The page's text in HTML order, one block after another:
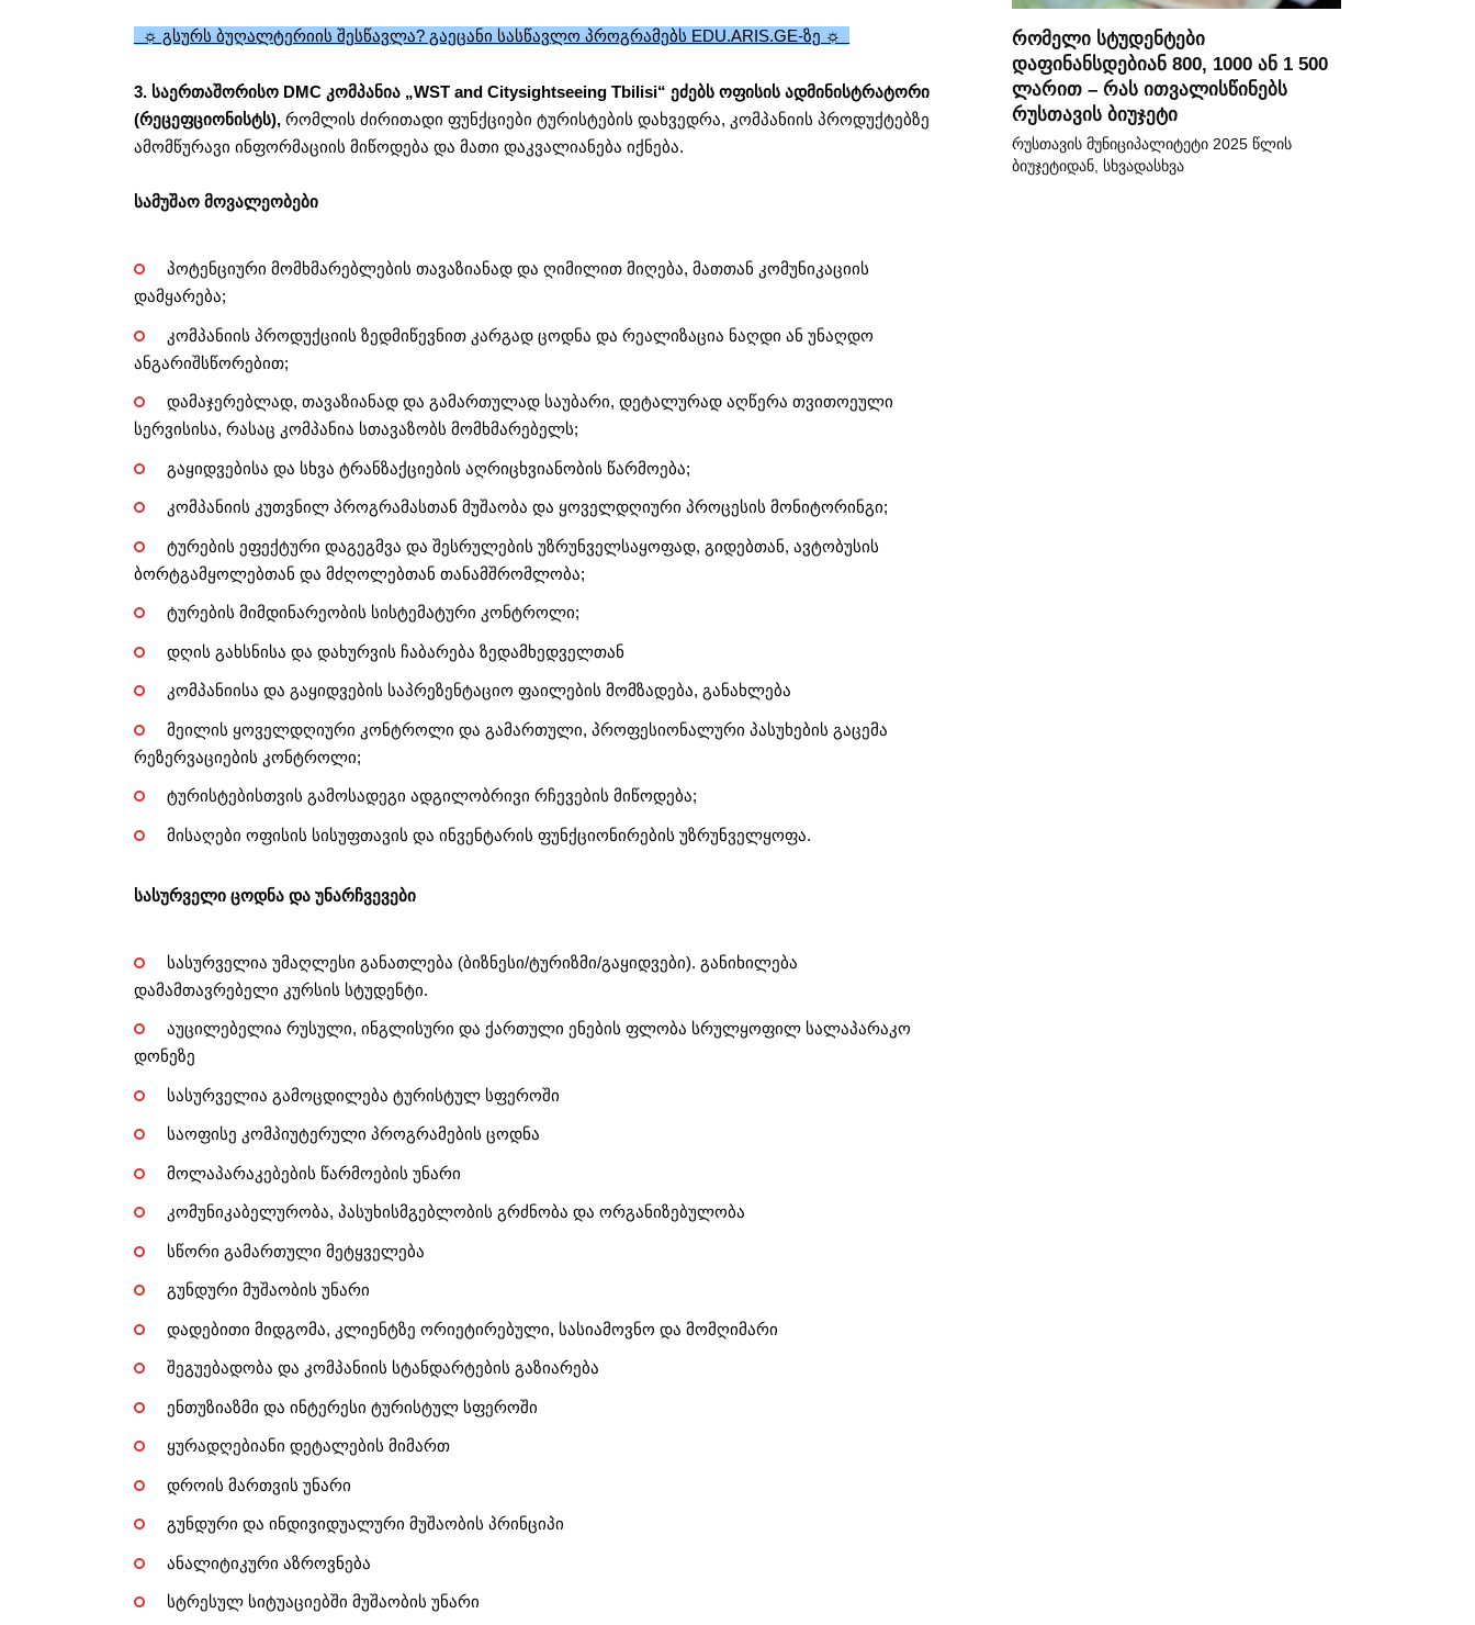
☼ გსურს ბუღალტერიის შესწავლა? გაეცანი სასწავლო პროგრამებს EDU.ARIS.GE-ზე ☼
3. საერთაშორისო DMC კომპანია „WST and Citysightseeing Tbilisi“ ეძებს ოფისის ადმინისტრატორი
(რეცეფციონისტს), რომლის ძირითადი ფუნქციები ტურისტების დახვედრა, კომპანიის პროდუქტებზე
ამომწურავი ინფორმაციის მიწოდება და მათი დაკვალიანება იქნება.
სამუშაო მოვალეობები
პოტენციური მომხმარებლების თავაზიანად და ღიმილით მიღება, მათთან კომუნიკაციის
დამყარება;
კომპანიის პროდუქციის ზედმიწევნით კარგად ცოდნა და რეალიზაცია ნაღდი ან უნაღდო
ანგარიშსწორებით;
დამაჯერებლად, თავაზიანად და გამართულად საუბარი, დეტალურად აღწერა თვითოეული
სერვისისა, რასაც კომპანია სთავაზობს მომხმარებელს;
გაყიდვებისა და სხვა ტრანზაქციების აღრიცხვიანობის წარმოება;
კომპანიის კუთვნილ პროგრამასთან მუშაობა და ყოველდღიური პროცესის მონიტორინგი;
ტურების ეფექტური დაგეგმვა და შესრულების უზრუნველსაყოფად, გიდებთან, ავტობუსის
ბორტგამყოლებთან და მძღოლებთან თანამშრომლობა;
ტურების მიმდინარეობის სისტემატური კონტროლი;
დღის გახსნისა და დახურვის ჩაბარება ზედამხედველთან
კომპანიისა და გაყიდვების საპრეზენტაციო ფაილების მომზადება, განახლება
მეილის ყოველდღიური კონტროლი და გამართული, პროფესიონალური პასუხების გაცემა
რეზერვაციების კონტროლი;
ტურისტებისთვის გამოსადეგი ადგილობრივი რჩევების მიწოდება;
მისაღები ოფისის სისუფთავის და ინვენტარის ფუნქციონირების უზრუნველყოფა.
სასურველი ცოდნა და უნარჩვევები
სასურველია უმაღლესი განათლება (ბიზნესი/ტურიზმი/გაყიდვები). განიხილება
დამამთავრებელი კურსის სტუდენტი.
აუცილებელია რუსული, ინგლისური და ქართული ენების ფლობა სრულყოფილ სალაპარაკო
დონეზე
სასურველია გამოცდილება ტურისტულ სფეროში
საოფისე კომპიუტერული პროგრამების ცოდნა
მოლაპარაკებების წარმოების უნარი
კომუნიკაბელურობა, პასუხისმგებლობის გრძნობა და ორგანიზებულობა
სწორი გამართული მეტყველება
გუნდური მუშაობის უნარი
დადებითი მიდგომა, კლიენტზე ორიეტირებული, სასიამოვნო და მომღიმარი
შეგუებადობა და კომპანიის სტანდარტების გაზიარება
ენთუზიაზმი და ინტერესი ტურისტულ სფეროში
ყურადღებიანი დეტალების მიმართ
დროის მართვის უნარი
გუნდური და ინდივიდუალური მუშაობის პრინციპი
ანალიტიკური აზროვნება
სტრესულ სიტუაციებში მუშაობის უნარი
რომელი სტუდენტები
დაფინანსდებიან 800, 1000 ან 1 500
ლარით – რას ითვალისწინებს
რუსთავის ბიუჯეტი
რუსთავის მუნიციპალიტეტი 2025 წლის
ბიუჯეტიდან, სხვადასხვა